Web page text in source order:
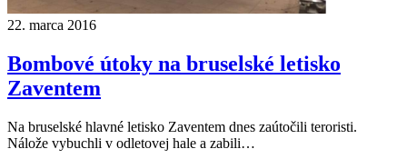
22. marca 2016
Bombové útoky na bruselské letisko
Zaventem
Na bruselské hlavné letisko Zaventem dnes zaútočili teroristi.
Nálože vybuchli v odletovej hale a zabili…